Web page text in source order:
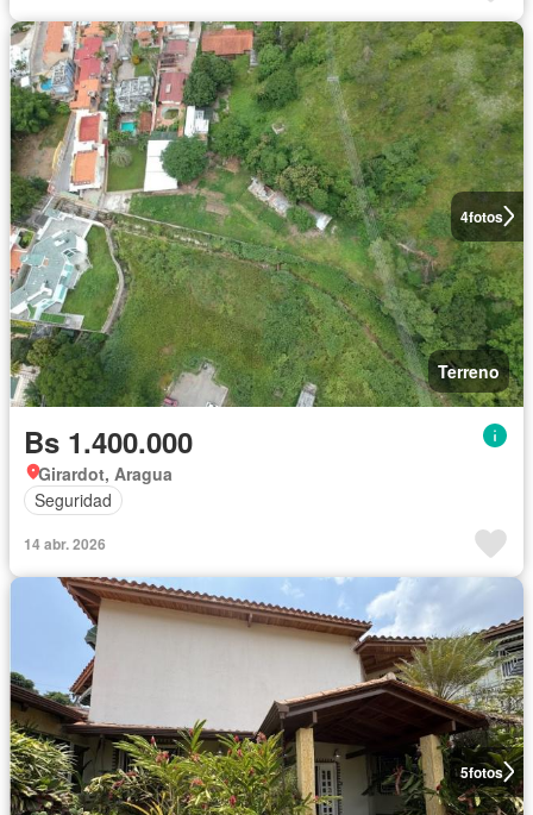
4fotos
Terreno
Bs 1.400.000
Girardot, Aragua
Seguridad
14 abr. 2026
5fotos